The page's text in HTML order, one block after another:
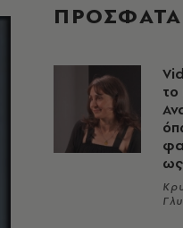
ΠΡΟΣΦΑΤΑ
το
ως